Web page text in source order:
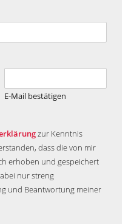
E-Mail bestätigen
zur Kenntnis
dass die von mir
erhoben und gespeichert
nur streng
und Beantwortung meiner